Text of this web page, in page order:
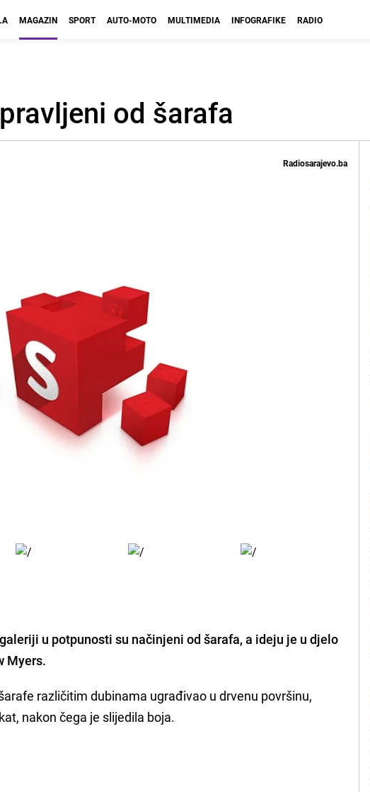
MAGAZIN SPORT AUTO-MOTO MULTIMEDIA INFOGRAFIKE RADIO
od šarafa
Radiosarajevo.ba
u potpunosti su načinjeni od šarafa, a ideju je u djelo
Myers.
različitim dubinama ugrađivao u drvenu površinu,
nakon čega je slijedila boja.